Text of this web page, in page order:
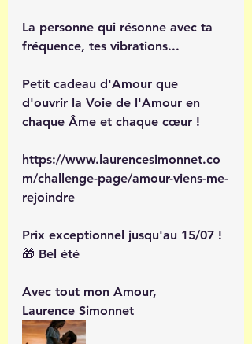
La personne qui résonne avec ta
fréquence, tes vibrations...
Petit cadeau d'Amour que
d'ouvrir la Voie de l'Amour en
chaque Âme et chaque cœur !
https://www.laurencesimonnet.co
m/challenge-page/amour-viens-me-
rejoindre
Prix exceptionnel jusqu'au 15/07 !
🎁 Bel été
Avec tout mon Amour,
Laurence Simonnet